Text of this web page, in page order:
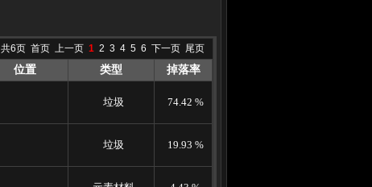
共6页 首页 上一页 1 2 3 4 5 6 下一页 尾页
位置 类型 掉落率
垃圾 74.42 %
垃圾 19.93 %